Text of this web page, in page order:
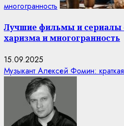
многогранность
Лучшие фильмы и сериалы
харизма и многогранность
15.09.2025
Музыкант Алексей Фомин: